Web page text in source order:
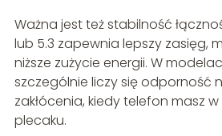
Ważna jest też stabilność
lub 5.3 zapewnia lepszy zasięg,
niższe zużycie energii. W
szczególnie liczy się odporność
zakłócenia, kiedy telefon masz
plecaku.